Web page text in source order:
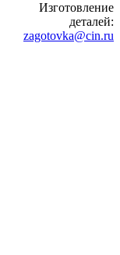
Изготовление
деталей:
zagotovka@cin.ru